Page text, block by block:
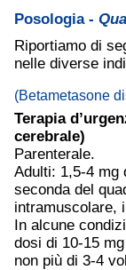
Posologia -
Riportiamo di
nelle diverse
(Betametasone
Terapia
cerebrale)
Parenterale.
Adulti: 1,5-4 mg
seconda del
intramuscolare,
In alcune
dosi di 10-15
non più di 3-4